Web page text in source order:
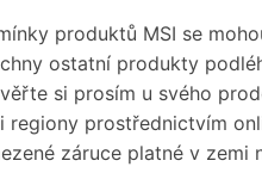
produktů MSI se
ostatní produkty
si prosím u svého
regiony prostřednictvím
záruce platné v